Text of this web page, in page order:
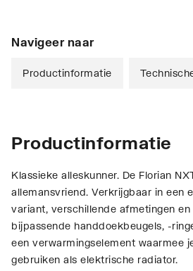
Navigeer naar
Productinformatie
Productinformatie
Klassieke alleskunner. De Florian
allemansvriend. Verkrijgbaar in een
variant, verschillende afmetingen en
bijpassende handdoekbeugels, -
een verwarmingselement waarmee
gebruiken als elektrische radiator.